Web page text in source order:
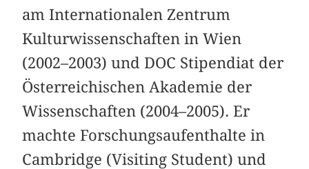
am Internationalen Zentrum
Kulturwissenschaften in Wien
(2002–2003) und DOC Stipendiat der
Österreichischen Akademie der
Wissenschaften (2004–2005). Er
machte Forschungsaufenthalte in
Cambridge (Visiting Student) und